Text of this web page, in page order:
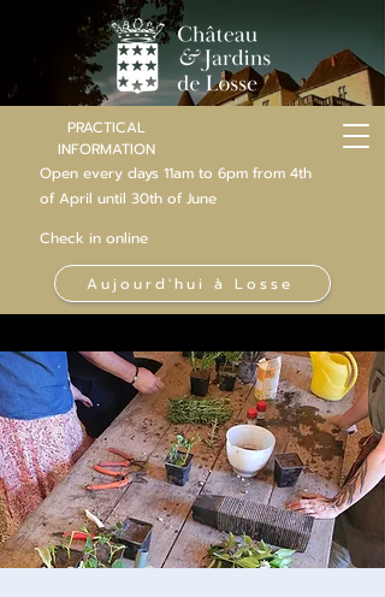
PRACTICAL
INFORMATION
Open every days 11am to 6pm from 4th
of April until 30th of June
Check in online
Aujourd'hui à Losse